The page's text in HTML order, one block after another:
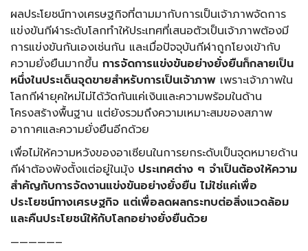
ผลประโยชน์ทางเศรษฐกิจที่ตามมากับการเป็นเจ้าภาพจัดการ
แข่งขันกีฬาระดับโลกทำให้ประเทศที่เสนอตัวเป็นเจ้าภาพต้องมี
การแข่งขันกันเองเช่นกัน และเมื่อปัจจุบันกีฬาถูกโยงเข้ากับ
ความยั่งยืนมากขึ้น การจัดการแข่งขันอย่างยั่งยืนก็กลายเป็น
หนึ่งในประเด็นจุดขายสำหรับการเป็นเจ้าภาพ เพราะเจ้าภาพใน
โลกกีฬายุคใหม่ไม่ได้วัดกันแค่เงินและความพร้อมในด้าน
โครงสร้างพื้นฐาน แต่ยังรวมถึงความเหมาะสมของสภาพ
อากาศและความยั่งยืนอีกด้วย
เพื่อไม่ให้ความหวังของอาเซียนในการยกระดับเป็นจุดหมายด้าน
กีฬาต้องพังตั้งแต่อยู่ในมุ้ง ประเทศต่าง ๆ จำเป็นต้องให้ความ
สำคัญกับการจัดงานแข่งขันอย่างยั่งยืน ไม่ใช่แค่เพื่อ
ประโยชน์ทางเศรษฐกิจ แต่เพื่อลดผลกระทบต่อสิ่งแวดล้อม
และคืนประโยชน์ให้กับโลกอย่างยั่งยืนด้วย
—————–